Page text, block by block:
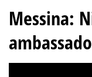
Messina: